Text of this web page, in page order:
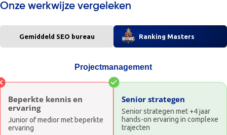
Onze werkwijze vergeleken
Gemiddeld SEO bureau
Projectmanagement
Beperkte kennis en
ervaring
Junior of medior met beperkte
ervaring
Ranking Masters
Senior strategen
Senior strategen met +4 jaar
hands-on ervaring in complexe
trajecten